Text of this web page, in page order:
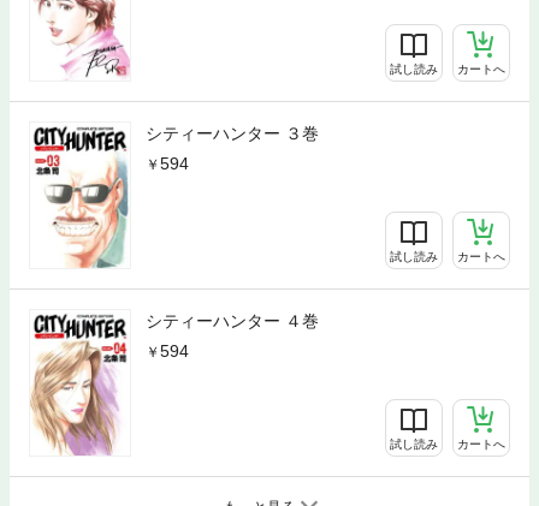
試し読み カートへ
シティーハンター ３巻
594
試し読み カートへ
シティーハンター ４巻
594
試し読み カートへ